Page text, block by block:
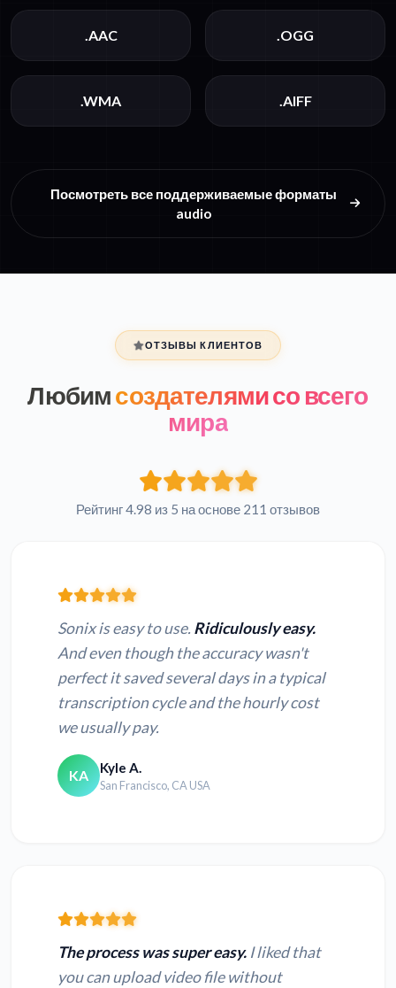
.AAC .OGG
.WMA .AIFF
Посмотреть все поддерживаемые форматы
audio
ОТЗЫВЫ КЛИЕНТОВ
Любимсоздателями со всего
мира
Рейтинг 4.98 из 5 на основе 211 отзывов
Sonix is easy to use. Ridiculously easy.
And even though the accuracy wasn't
perfect it saved several days in a typical
transcription cycle and the hourly cost
we usually pay.
KA Kyle A.
San Francisco, CA USA
The process was super easy. I liked that
you can upload video file without